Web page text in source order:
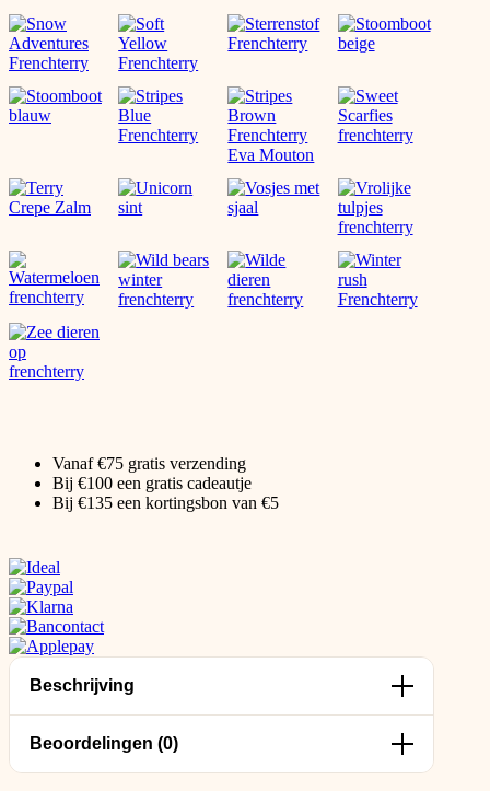
Vanaf €75 gratis verzending
Bij €100 een gratis cadeautje
Bij €135 een kortingsbon van €5
Beschrijving
Beoordelingen (0)